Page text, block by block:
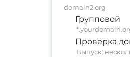
domain2.org
Групповой
Проверка
Выпуск: